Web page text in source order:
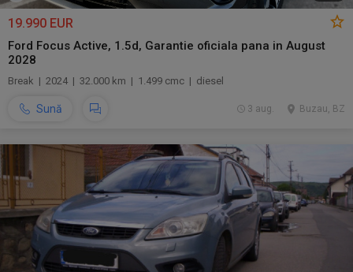
19.990 EUR
Ford Focus Active, 1.5d, Garantie oficiala pana in August
2028
Break | 2024 | 32.000 km | 1.499 cmc | diesel
Sună Buzau, BZ
3 aug.